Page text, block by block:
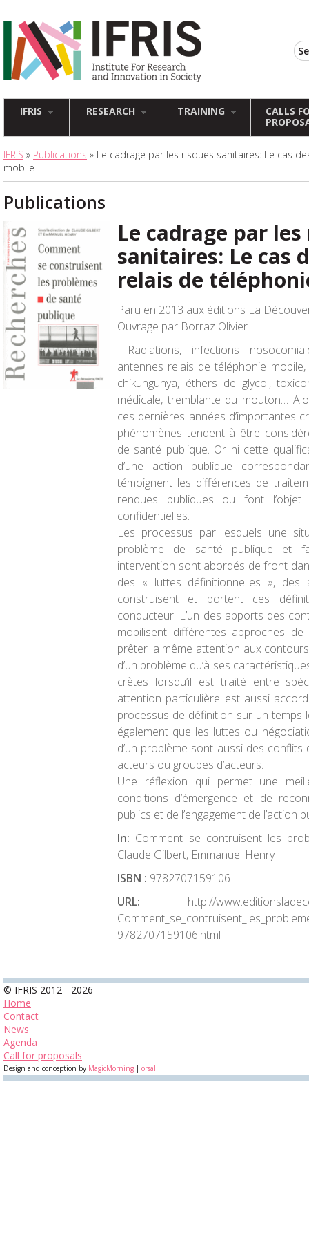
IFRIS RESEARCH TRAINING
CALLS
IFRIS » Publications » Le cadrage par les risques sanitaires: Le cas
mobile
Publications
Le cadrage par
sanitaires: Le cas
relais de
Paru en 2013 aux éditions La
Ouvrage par Borraz Olivier
Radiations, infections
antennes relais de téléphonie
chikungunya, éthers de glycol,
médicale, tremblante du mouton…
ces dernières années d’importantes
phénomènes tendent à être
de santé publique. Or ni cette
d’une action publique
témoignent les différences de
rendues publiques ou font
confidentielles.
Les processus par lesquels une
problème de santé publique et
intervention sont abordés de front
des « luttes définitionnelles », des
construisent et portent ces
conducteur. L’un des apports des
mobilisent différentes approches
prêter la même attention aux
d’un problème qu’à ses
crètes lorsqu’il est traité entre
attention particulière est aussi
processus de définition sur un temps
également que les luttes ou
d’un problème sont aussi des
acteurs ou groupes d’acteurs.
Une réflexion qui permet une
conditions d’émergence et de
publics et de l’engagement de l’action
In: Comment se contruisent les
Claude Gilbert, Emmanuel Henry
ISBN : 9782707159106
URL: http://
9782707159106.html
© IFRIS 2012 - 2026
Home
Contact
News
Agenda
Call for proposals
Design and conception by MagicMorning | orsal